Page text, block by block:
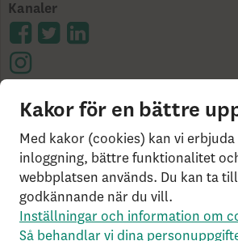
Kanaler
Cookies på skandia.se
Användarvillkor
Ångerrätt och
utanför Sverige?
Statlig
investerar­skydd
Så behandlar vi
Om Penningtvättslagen
Rekommenderade webbläsare
Kakor för en bättre
Med kakor (cookies) kan vi erbjuda
inloggning, bättre funktionalitet
webbplatsen används. Du kan ta
godkännande när du vill.
Inställningar och information om
Så behandlar vi dina